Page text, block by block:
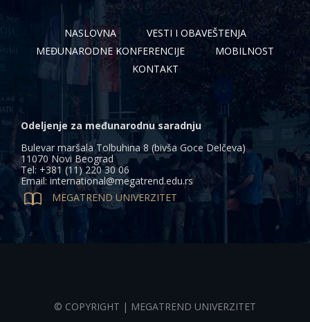
NASLOVNA
VESTI I OBAVEŠTENJA
MEĐUNARODNE KONFERENCIJE
MOBILNOST
KONTAKT
Odeljenje za međunarodnu saradnju
Bulevar maršala Tolbuhina 8 (bivša Goce Delčeva)
11070 Novi Beograd
Tel: +381 (11) 220 30 06
Email: international@megatrend.edu.rs
 MEGATREND UNIVERZITET
© COPYRIGHT | MEGATREND UNIVERZITET